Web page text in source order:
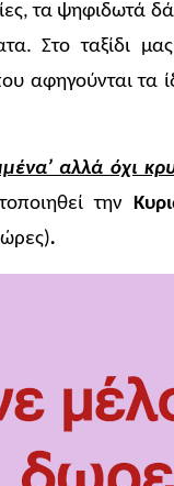
τα ψηφιδωτά
Στο ταξίδι
αφηγούνται τα
αλλά όχι
την
.